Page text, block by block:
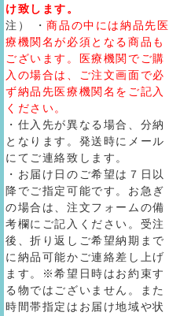
け致します。
注） ・商品の中には納品先医
療機関名が必須となる商品も
ございます。医療機関でご購
入の場合は、ご注文画面で必
ず納品先医療機関名をご記入
ください。
・仕入先が異なる場合、分納
となります。発送時にメール
にてご連絡致します。
・お届け日のご希望は７日以
降でご指定可能です。お急ぎ
の場合は、注文フォームの備
考欄にご記入ください。受注
後、折り返しご希望納期まで
に納品可能かご連絡差し上げ
ます。※希望日時はお約束す
る物ではございません。また
時間帯指定はお届け地域や状